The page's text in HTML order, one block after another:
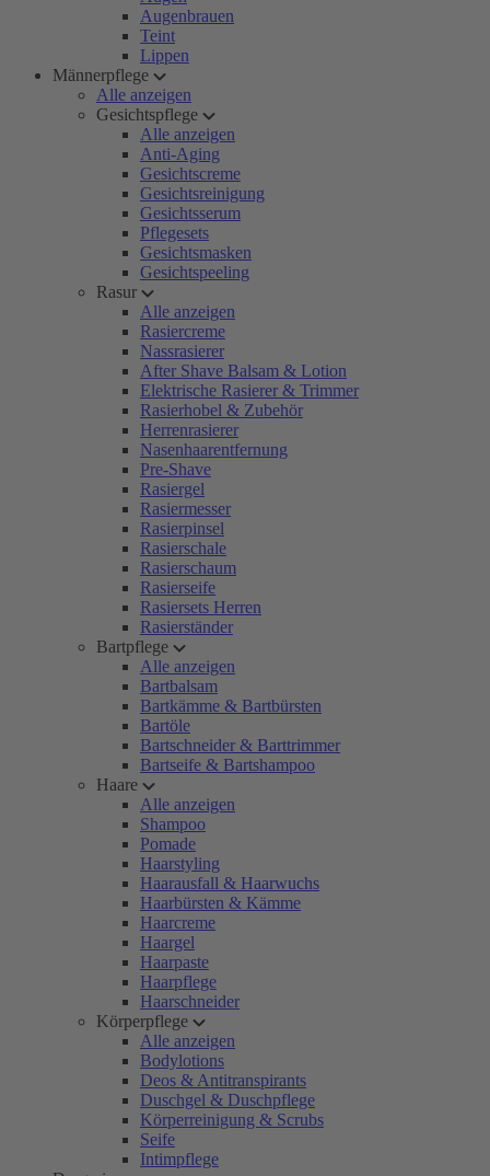
Augenbrauen
Teint
Lippen
Männerpflege
Alle anzeigen
Gesichtspflege
Alle anzeigen
Anti-Aging
Gesichtscreme
Gesichtsreinigung
Gesichtsserum
Pflegesets
Gesichtsmasken
Gesichtspeeling
Rasur
Alle anzeigen
Rasiercreme
Nassrasierer
After Shave Balsam & Lotion
Elektrische Rasierer & Trimmer
Rasierhobel & Zubehör
Herrenrasierer
Nasenhaarentfernung
Pre-Shave
Rasiergel
Rasiermesser
Rasierpinsel
Rasierschale
Rasierschaum
Rasierseife
Rasiersets Herren
Rasierständer
Bartpflege
Alle anzeigen
Bartbalsam
Bartkämme & Bartbürsten
Bartöle
Bartschneider & Barttrimmer
Bartseife & Bartshampoo
Haare
Alle anzeigen
Shampoo
Pomade
Haarstyling
Haarausfall & Haarwuchs
Haarbürsten & Kämme
Haarcreme
Haargel
Haarpaste
Haarpflege
Haarschneider
Körperpflege
Alle anzeigen
Bodylotions
Deos & Antitranspirants
Duschgel & Duschpflege
Körperreinigung & Scrubs
Seife
Intimpflege